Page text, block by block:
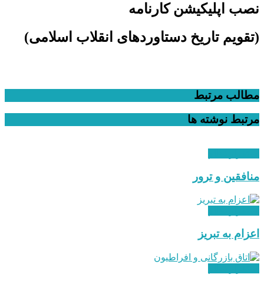
نصب اپلیکیشن کارنامه
(تقویم تاریخ دستاوردهای انقلاب اسلامی​)
مطالب مرتبط
مرتبط نوشته ها
منافقین و ترور
اعزام به تبریز